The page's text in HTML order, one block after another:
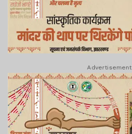
Advertisement